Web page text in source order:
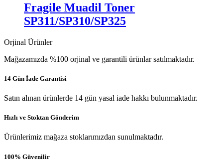
Fragile Muadil Toner
SP311/SP310/SP325
Orjinal Ürünler
Mağazamızda %100 orjinal ve garantili ürünlar satılmaktadır.
14 Gün İade Garantisi
Satın alınan ürünlerde 14 gün yasal iade hakkı bulunmaktadır.
Hızlı ve Stoktan Gönderim
Ürünlerimiz mağaza stoklarımızdan sunulmaktadır.
100% Güvenilir